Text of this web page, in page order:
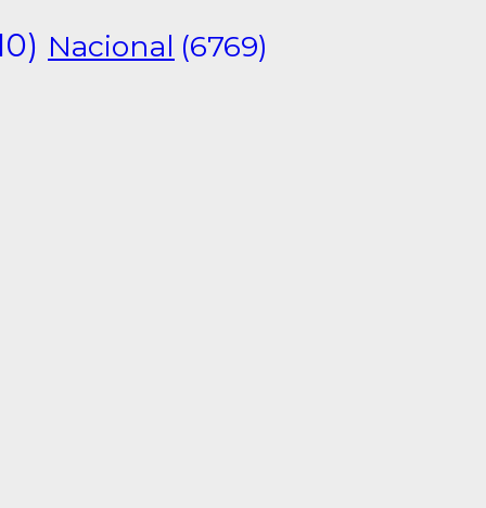
Nacional (6769)